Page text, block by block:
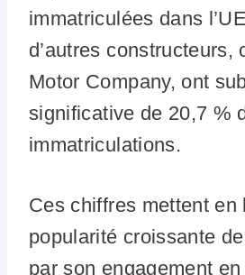
immatriculées dans
d’autres constructeurs,
Motor Company, ont
significative de 20,7 %
immatriculations.
Ces chiffres mettent en
popularité croissante
par son engagement